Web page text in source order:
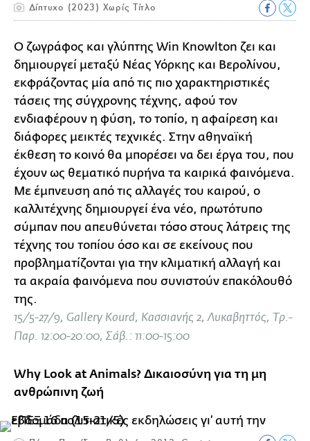
Δίπτυχο (2023) Χωρίς Τίτλο
O ζωγράφος και γλύπτης Win Knowlton ζει και
δημιουργεί μεταξύ Νέας Υόρκης και Βερολίνου,
εκφράζοντας μία από τις πιο χαρακτηριστικές
τάσεις της σύγχρονης τέχνης, αφού τον
ενδιαφέρουν η φύση, το τοπίο, η αφαίρεση και
διάφορες μεικτές τεχνικές. Στην αθηναϊκή
έκθεση το κοινό θα μπορέσει να δει έργα του, που
έχουν ως θεματικό πυρήνα τα καιρικά φαινόμενα.
Με έμπνευση από τις αλλαγές του καιρού, ο
καλλιτέχνης δημιουργεί ένα νέο, πρωτότυπο
σύμπαν που απευθύνεται τόσο στους λάτρεις της
τέχνης του τοπίου όσο και σε εκείνους που
προβληματίζονται για την κλιματική αλλαγή και
τα ακραία φαινόμενα που συνιστούν επακόλουθό
της.
15/5-27/9, Gallery Kourd, Κασσιανής 2, Λυκαβηττός, Tρ.-
Παρ. 12:00-20:00, Σάβ.: 11:00-15:00
Why Look at Animals? Δικαιοσύνη για τη μη
ανθρώπινη ζωή